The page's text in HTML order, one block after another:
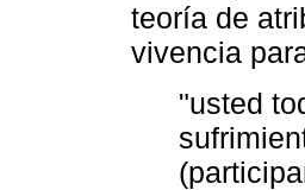
teoría de
vivencia
"usted